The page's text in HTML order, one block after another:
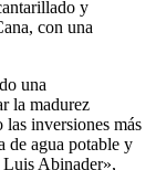
y
con una
una
la madurez
inversiones más
de agua potable y
Luis Abinader»,